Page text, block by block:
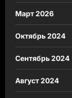
Март 2026
Октябрь 2024
Сентябрь 2024
Август 2024